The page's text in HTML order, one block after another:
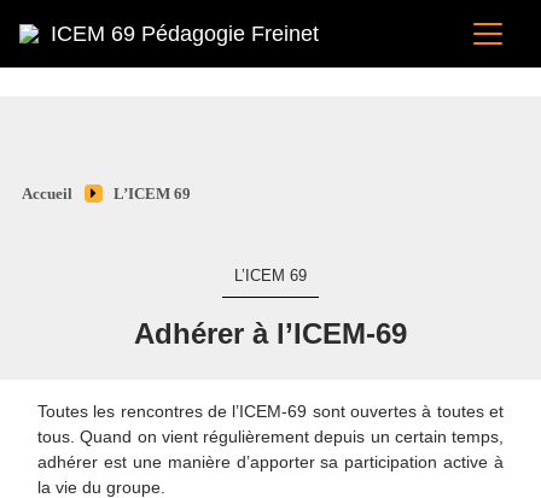
ICEM 69 Pédagogie Freinet
Accueil L’ICEM 69
L’ICEM 69
Adhérer à l’ICEM-69
Toutes les rencontres de l’ICEM-69 sont ouvertes à toutes et
tous. Quand on vient régulièrement depuis un certain temps,
adhérer est une manière d’apporter sa participation active à
la vie du groupe.